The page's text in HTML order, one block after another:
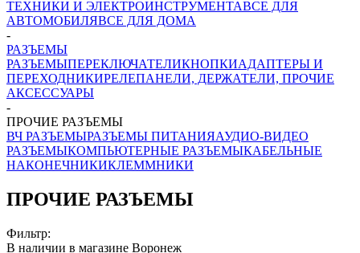
ТЕХНИКИ И ЭЛЕКТРОИНСТРУМЕНТАВСЕ ДЛЯ
АВТОМОБИЛЯВСЕ ДЛЯ ДОМА
-
РАЗЪЕМЫ
РАЗЪЕМЫПЕРЕКЛЮЧАТЕЛИКНОПКИАДАПТЕРЫ И
ПЕРЕХОДНИКИРЕЛЕПАНЕЛИ, ДЕРЖАТЕЛИ, ПРОЧИЕ
АКСЕССУАРЫ
-
ПРОЧИЕ РАЗЪЕМЫ
ВЧ РАЗЪЕМЫРАЗЪЕМЫ ПИТАНИЯАУДИО-ВИДЕО
РАЗЪЕМЫКОМПЬЮТЕРНЫЕ РАЗЪЕМЫКАБЕЛЬНЫЕ
НАКОНЕЧНИКИКЛЕММНИКИ
ПРОЧИЕ РАЗЪЕМЫ
Фильтр:
В наличии в магазине Воронеж